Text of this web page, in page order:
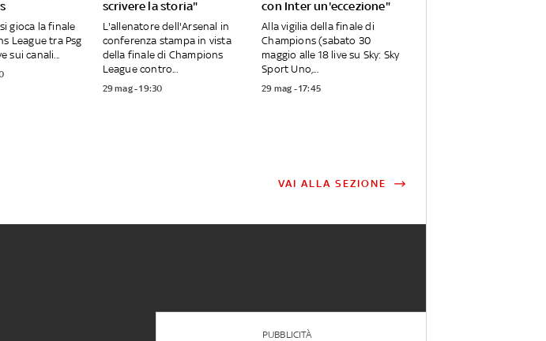
gioca la finale
League tra Psg
sui canali...
scrivere la storia"
L'allenatore dell'Arsenal in
conferenza stampa in vista
della finale di Champions
League contro...
29 mag - 19:30
con Inter un'eccezione"
Alla vigilia della finale di
Champions (sabato 30
maggio alle 18 live su Sky: Sky
Sport Uno,...
29 mag - 17:45
VAI ALLA SEZIONE
PUBBLICITÀ